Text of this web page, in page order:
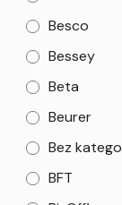
Besco
Bessey
Beta
Beurer
Bez
BFT